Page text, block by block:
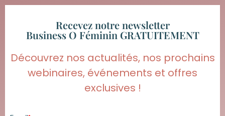
Recevez notre newsletter
Business O Féminin GRATUITEMENT
Découvrez nos actualités, nos prochains
webinaires, événements et offres
exclusives !